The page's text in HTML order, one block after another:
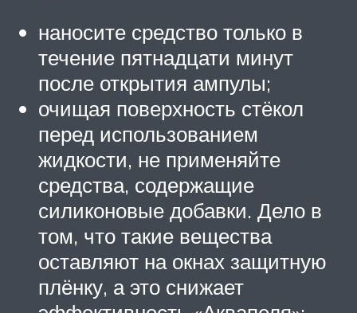
наносите средство только в
течение пятнадцати минут
после открытия ампулы;
очищая поверхность стёкол
перед использованием
жидкости, не применяйте
средства, содержащие
силиконовые добавки. Дело в
том, что такие вещества
оставляют на окнах защитную
плёнку, а это снижает